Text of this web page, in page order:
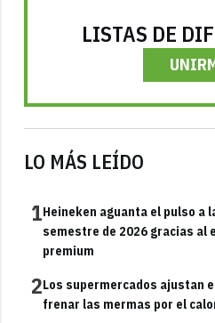
LISTAS DE
LO MÁS LEÍDO
1Heineken aguanta el pulso a
semestre de 2026 gracias al
premium
2Los supermercados ajustan
frenar las mermas por el